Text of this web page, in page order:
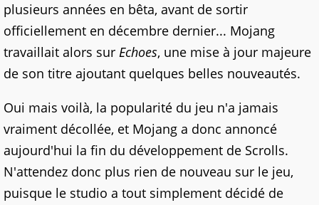
plusieurs années en bêta, avant de sortir
officiellement en décembre dernier... Mojang
travaillait alors sur Echoes, une mise à jour majeure
de son titre ajoutant quelques belles nouveautés.
Oui mais voilà, la popularité du jeu n'a jamais
vraiment décollée, et Mojang a donc annoncé
aujourd'hui la fin du développement de Scrolls.
N'attendez donc plus rien de nouveau sur le jeu,
puisque le studio a tout simplement décidé de